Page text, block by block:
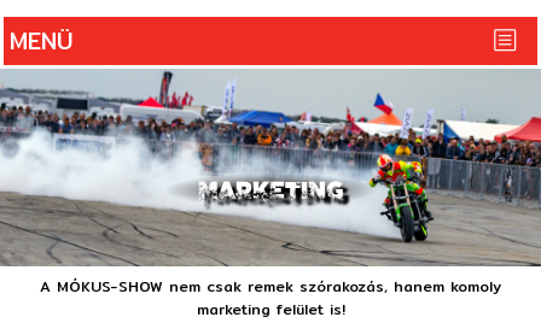
MARKETING
A MÓKUS-SHOW nem csak remek szórakozás, hanem komoly
marketing felület is!